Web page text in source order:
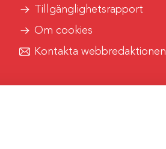
Tillgänglighetsrapport
Om cookies
Kontakta webbredaktionen